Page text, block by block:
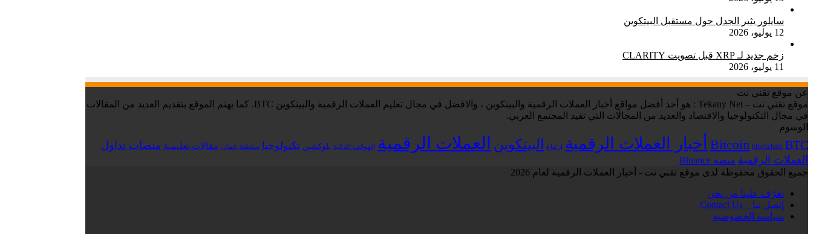
سايلور يثير الجدل حول مستقبل البيتكوين
12 يوليو، 2026
زخم جديد لـ XRP قبل تصويت CLARITY
11 يوليو، 2026
عن موقع تقني نت
موقع تقني نت – Tekany Net : هو أحد أفضل مواقع أخبار العملات الرقمية والبيتكوين ، والافضل في مجال تعليم العملات الرقمية والبيتكوين BTC. كما يهتم الموقع بتقديم العديد من المقالات
في مجال التكنولوجيا والاقتصاد والعديد من المجالات التي تفيد المجتمع العربي.
الوسوم
Bitcoin blockchain BTC أخبار العملات الرقمية ارتفاع البيتكوين العملات الرقمية الهواتف الذكية بلوكشين تكنولوجيا سلطنة عمان مقالات تعليمية منصات تداول
العملات الرقمية منصة Binance
جميع الحقوق محفوظة لدى موقع تقني نت - أخبار العملات الرقمية لعام 2026
تعرّف علينا من نحن
إتصل بنا – Contact Us
سياسة الخصوصية